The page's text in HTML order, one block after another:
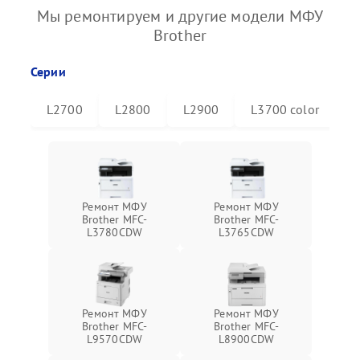
Мы ремонтируем и другие модели МФУ
Brother
Серии
L2700 L2800 L2900 L3700 color
Ремонт МФУ
Brother MFC-
L3780CDW
Ремонт МФУ
Brother MFC-
L3765CDW
Ремонт МФУ
Brother MFC-
L9570CDW
Ремонт МФУ
Brother MFC-
L8900CDW